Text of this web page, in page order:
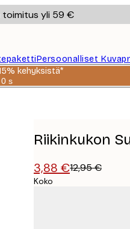
toimitus yli 59 €
Persoonalliset
kehyksistä*
0 s
Riikinkukon
3,88 €12,95 €
Koko